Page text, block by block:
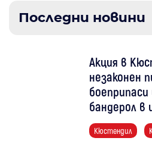
Последни новини
Акция в
незаконен
боеприпаси
бандерол в
Кюстендил